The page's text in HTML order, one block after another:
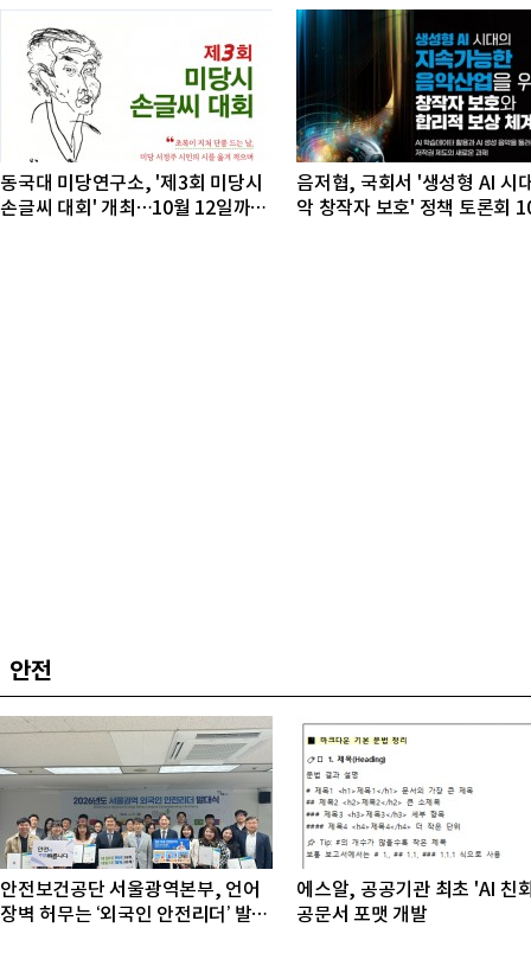
동국대 미당연구소, '제3회 미당시
손글씨 대회' 개최…10월 12일까지
음저협, 국회서 '생성형 AI 시
악 창작자 보호' 정책 토론회
안전
안전보건공단 서울광역본부, 언어
장벽 허무는 ‘외국인 안전리더’ 발대
에스알, 공공기관 최초 'AI 친
공문서 포맷 개발